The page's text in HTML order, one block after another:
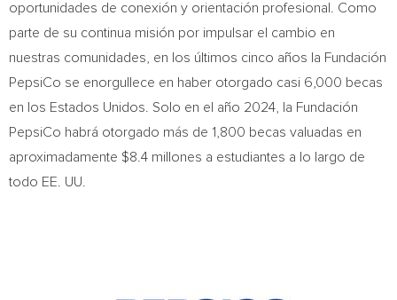
oportunidades de conexión y orientación profesional. Como
parte de su continua misión por impulsar el cambio en
nuestras comunidades, en los últimos cinco años la Fundación
PepsiCo se enorgullece en haber otorgado casi 6,000 becas
en los Estados Unidos. Solo en el año 2024, la Fundación
PepsiCo habrá otorgado más de 1,800 becas valuadas en
aproximadamente $8.4 millones a estudiantes a lo largo de
todo EE. UU.